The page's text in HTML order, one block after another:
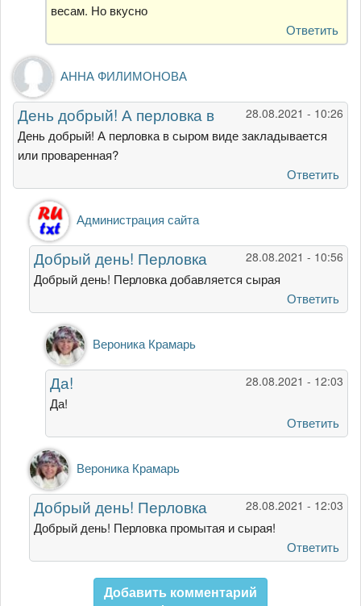
от
весам. Но вкусно
Ответить
АННА ФИЛИМОНОВА
28.08.2021 - 10:26
День добрый! А перловка в
День добрый! А перловка в сыром виде закладывается
или проваренная?
Ответить
Ответ
на
День
добрый!
А
в
АННА
ФИЛИМОНОВА
Администрация сайта
28.08.2021 - 10:56
Добрый день! Перловка
Добрый день! Перловка добавляется сырая
Ответить
Ответ
на
Добрый
день!
Перловка
Администрация
сайта
Вероника Крамарь
28.08.2021 - 12:03
Да!
Да!
Ответить
Ответ
на
День
добрый!
А
в
Вероника Крамарь
28.08.2021 - 12:03
Добрый день! Перловка
Добрый день! Перловка промытая и сырая!
Ответить
Добавить комментарий